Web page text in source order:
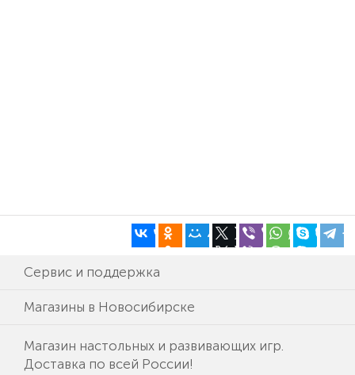
Сервис и поддержка
Магазины в Новосибирске
Магазин настольных и развивающих игр.
Доставка по всей России!